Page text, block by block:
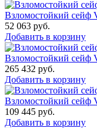
Взломостойкий
52 063 руб.
Добавить в корзину
Взломостойкий
265 432 руб.
Добавить в корзину
Взломостойкий
109 445 руб.
Добавить в корзину